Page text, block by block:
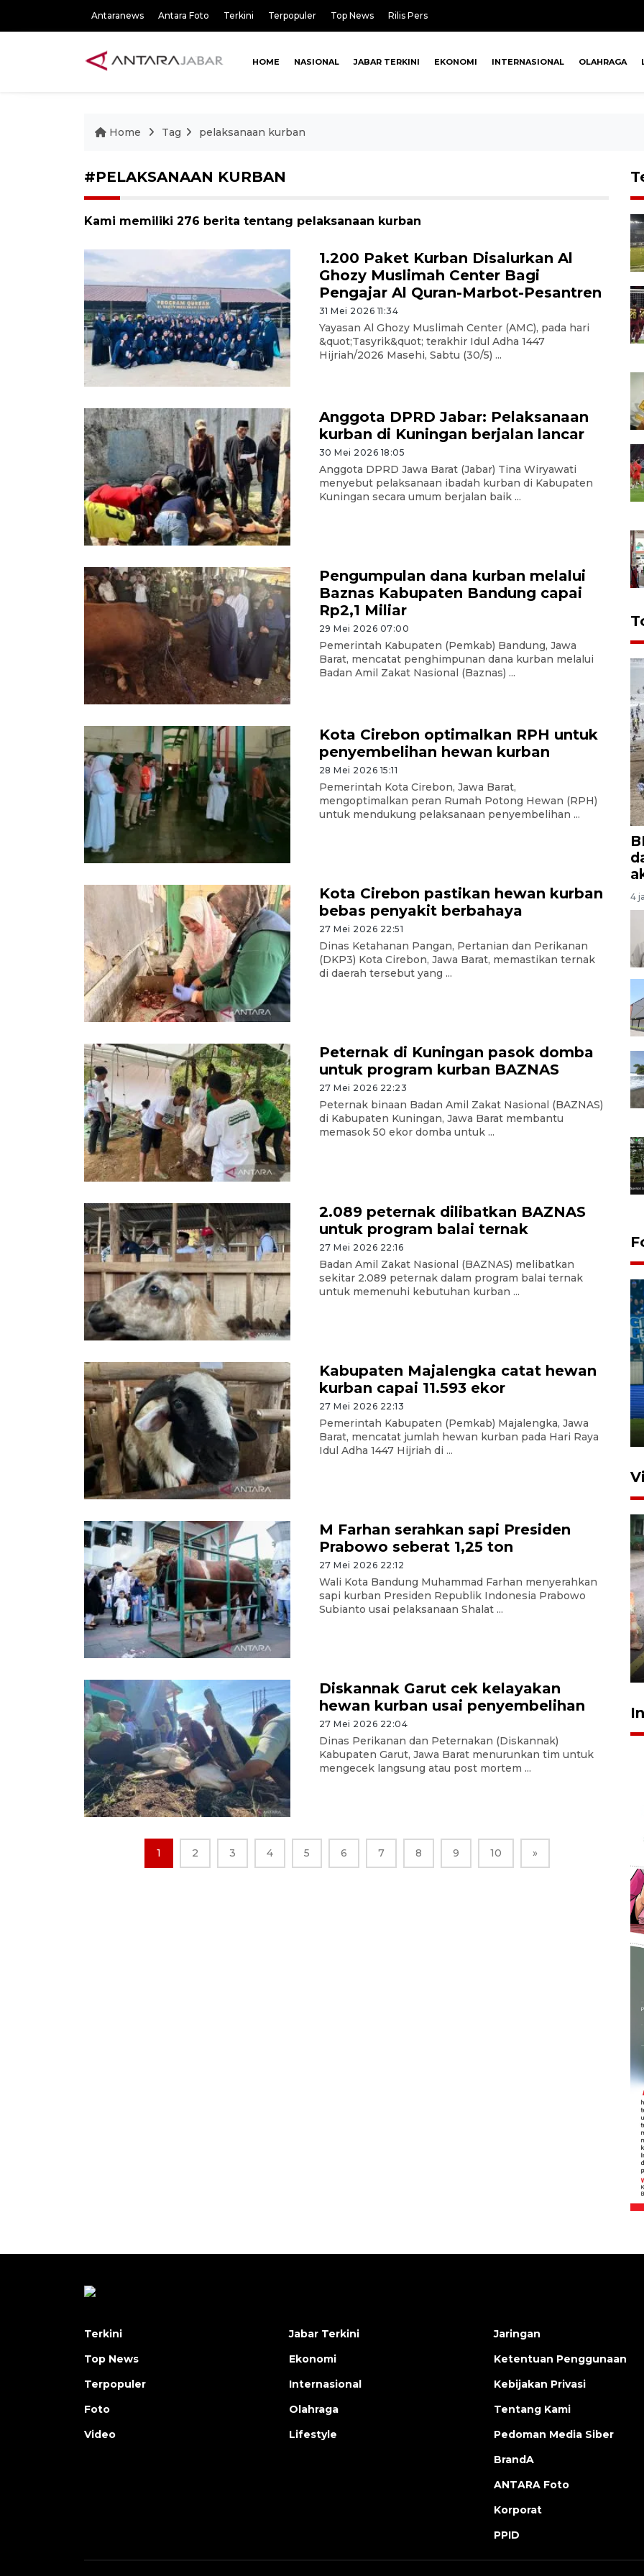
Antaranews Antara Foto Terkini Terpopuler Top News Rilis Pers
HOME NASIONAL JABAR TERKINI EKONOMI INTERNASIONAL OLAHRAGA
Home Tag pelaksanaan kurban
#PELAKSANAAN KURBAN
Kami memiliki 276 berita tentang pelaksanaan kurban
1.200 Paket Kurban Disalurkan Al
Ghozy Muslimah Center Bagi
Pengajar Al Quran-Marbot-Pesantren
31 Mei 2026 11:34
Yayasan Al Ghozy Muslimah Center (AMC), pada hari
&quot;Tasyrik&quot; terakhir Idul Adha 1447
Hijriah/2026 Masehi, Sabtu (30/5) ...
Anggota DPRD Jabar: Pelaksanaan
kurban di Kuningan berjalan lancar
30 Mei 2026 18:05
Anggota DPRD Jawa Barat (Jabar) Tina Wiryawati
menyebut pelaksanaan ibadah kurban di Kabupaten
Kuningan secara umum berjalan baik ...
Pengumpulan dana kurban melalui
Baznas Kabupaten Bandung capai
Rp2,1 Miliar
29 Mei 2026 07:00
Pemerintah Kabupaten (Pemkab) Bandung, Jawa
Barat, mencatat penghimpunan dana kurban melalui
Badan Amil Zakat Nasional (Baznas) ...
Kota Cirebon optimalkan RPH untuk
penyembelihan hewan kurban
28 Mei 2026 15:11
Pemerintah Kota Cirebon, Jawa Barat,
mengoptimalkan peran Rumah Potong Hewan (RPH)
untuk mendukung pelaksanaan penyembelihan ...
Kota Cirebon pastikan hewan kurban
bebas penyakit berbahaya
27 Mei 2026 22:51
Dinas Ketahanan Pangan, Pertanian dan Perikanan
(DKP3) Kota Cirebon, Jawa Barat, memastikan ternak
di daerah tersebut yang ...
Peternak di Kuningan pasok domba
untuk program kurban BAZNAS
27 Mei 2026 22:23
Peternak binaan Badan Amil Zakat Nasional (BAZNAS)
di Kabupaten Kuningan, Jawa Barat membantu
memasok 50 ekor domba untuk ...
2.089 peternak dilibatkan BAZNAS
untuk program balai ternak
27 Mei 2026 22:16
Badan Amil Zakat Nasional (BAZNAS) melibatkan
sekitar 2.089 peternak dalam program balai ternak
untuk memenuhi kebutuhan kurban ...
Kabupaten Majalengka catat hewan
kurban capai 11.593 ekor
27 Mei 2026 22:13
Pemerintah Kabupaten (Pemkab) Majalengka, Jawa
Barat, mencatat jumlah hewan kurban pada Hari Raya
Idul Adha 1447 Hijriah di ...
M Farhan serahkan sapi Presiden
Prabowo seberat 1,25 ton
27 Mei 2026 22:12
Wali Kota Bandung Muhammad Farhan menyerahkan
sapi kurban Presiden Republik Indonesia Prabowo
Subianto usai pelaksanaan Shalat ...
Diskannak Garut cek kelayakan
hewan kurban usai penyembelihan
27 Mei 2026 22:04
Dinas Perikanan dan Peternakan (Diskannak)
Kabupaten Garut, Jawa Barat menurunkan tim untuk
mengecek langsung atau post mortem ...
1 2 3 4 5 6 7 8 9 10 »
4
Penutupan latihan bela negara
dan manajerial SPPI di
Balikpapan
31 Juli 2026 18:01
Pigai: Penangkapan begal
Terkini
Top News
Terpopuler
Foto
Video
Jabar Terkini
Ekonomi
Internasional
Olahraga
Lifestyle
Jaringan
Ketentuan Penggunaan
Kebijakan Privasi
Tentang Kami
Pedoman Media Siber
BrandA
ANTARA Foto
Korporat
PPID